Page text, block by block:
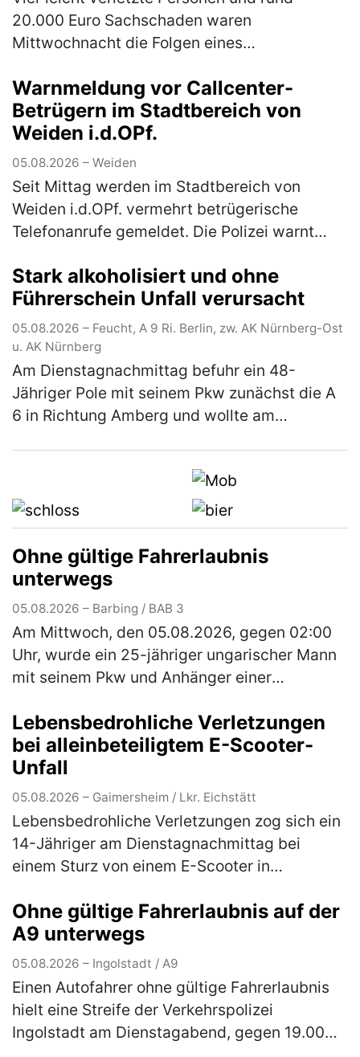
20.000 Euro Sachschaden waren
Mittwochnacht die Folgen eines
Reifens auf der A9. Ein 38-jähriger Autofahrer
aus Magdeb…(mehr)
Warnmeldung vor Callcenter-
Betrügern im Stadtbereich von
Weiden i.d.OPf.
05.08.2026 – Weiden
Seit Mittag werden im Stadtbereich von
Weiden i.d.OPf. vermehrt betrügerische
Telefonanrufe gemeldet. Die Polizei warnt
der Betrüger! In Weiden in der Oberp…
Stark alkoholisiert und ohne
Führerschein Unfall verursacht
05.08.2026 – Feucht, A 9 Ri. Berlin, zw. AK Nürnberg-Ost
u. AK Nürnberg
Am Dienstagnachmittag befuhr ein 48-
Jähriger Pole mit seinem Pkw zunächst die A
6 in Richtung Amberg und wollte am
Ohne gültige Fahrerlaubnis
unterwegs
05.08.2026 – Barbing / BAB 3
Am Mittwoch, den 05.08.2026, gegen 02:00
Uhr, wurde ein 25-jähriger ungarischer Mann
mit seinem Pkw und Anhänger einer
unterzogen. Im Rahmen der Überprüfung
wur…(mehr)
Lebensbedrohliche Verletzungen
bei alleinbeteiligtem E-Scooter-
Unfall
05.08.2026 – Gaimersheim / Lkr. Eichstätt
Lebensbedrohliche Verletzungen zog sich ein
14-Jähriger am Dienstagnachmittag bei
einem Sturz von einem E-Scooter in
wohnhafte Jugendliche war, gegen 16.00 …
(mehr)
Ohne gültige Fahrerlaubnis auf der
A9 unterwegs
05.08.2026 – Ingolstadt / A9
Einen Autofahrer ohne gültige Fahrerlaubnis
hielt eine Streife der Verkehrspolizei
Ingolstadt am Dienstagabend, gegen 19.00